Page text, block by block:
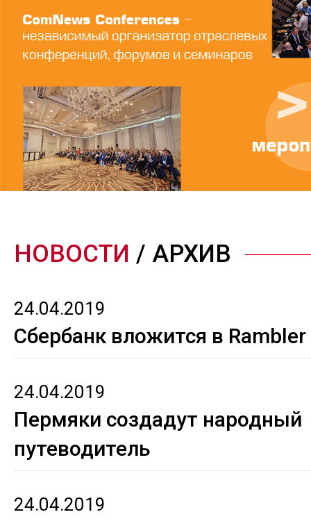
НОВОСТИ / АРХИВ
24.04.2019
Сбербанк вложится в
24.04.2019
Пермяки создадут народный
путеводитель
24.04.2019